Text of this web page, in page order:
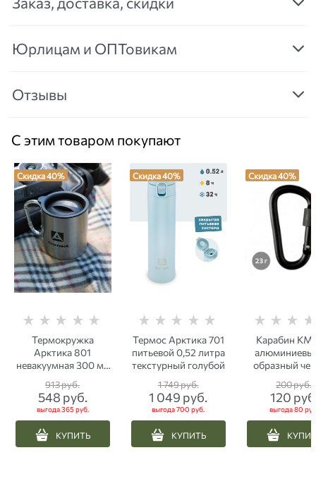
Юрлицам и ОПТовикам
Отзывы
С этим товаром покупают
Скидка 40%
Термокружка
Арктика 801
невакуумная 300 мл
с ручкой-карабином
серебристая
913 руб.
548 руб.
выгода365 руб.
КУПИТЬ
Скидка 40%
Термос Арктика 701
питьевой 0,52 литра
текстурный голубой
1 749 руб.
1 049 руб.
выгода700 руб.
КУПИТЬ
Скидка 40%
Карабин
образный
200 руб.
120
выгода80